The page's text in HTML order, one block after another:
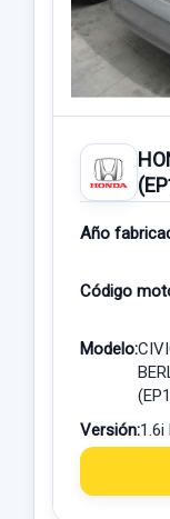
Año
Código
Modelo:
Versión:1.6i